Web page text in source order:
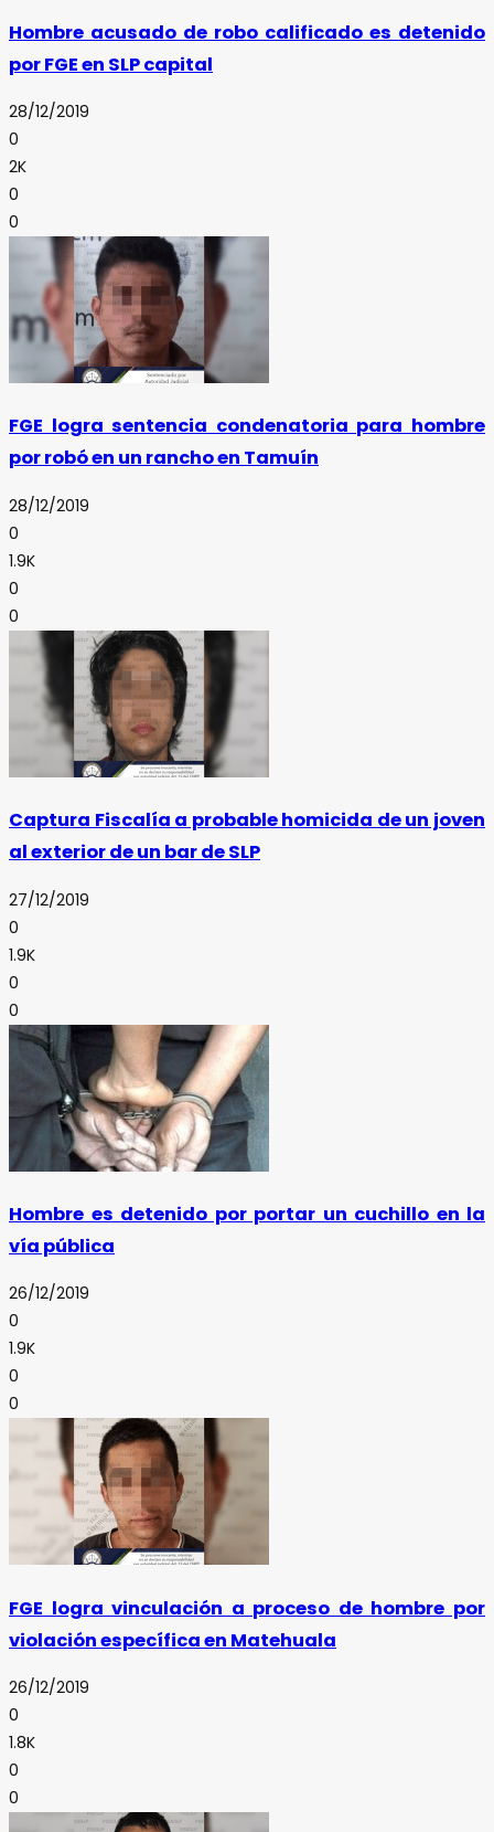
Hombre acusado de robo calificado es detenido
por FGE en SLP capital
28/12/2019
0
2K
0
0
FGE logra sentencia condenatoria para hombre
por robó en un rancho en Tamuín
28/12/2019
0
1.9K
0
0
Captura Fiscalía a probable homicida de un joven
al exterior de un bar de SLP
27/12/2019
0
1.9K
0
0
Hombre es detenido por portar un cuchillo en la
vía pública
26/12/2019
0
1.9K
0
0
FGE logra vinculación a proceso de hombre por
violación específica en Matehuala
26/12/2019
0
1.8K
0
0